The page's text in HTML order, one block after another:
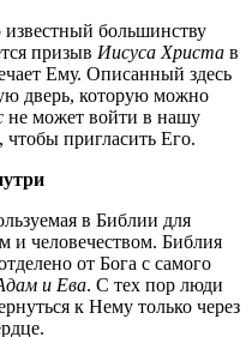
большинству
призыв Иисуса Христа в
Ему. Описанный здесь
дверь, которую можно
не может войти в нашу
пригласить Его.
в Библии для
и человечеством. Библия
от Бога с самого
и Ева. С тех пор люди
к Нему только через